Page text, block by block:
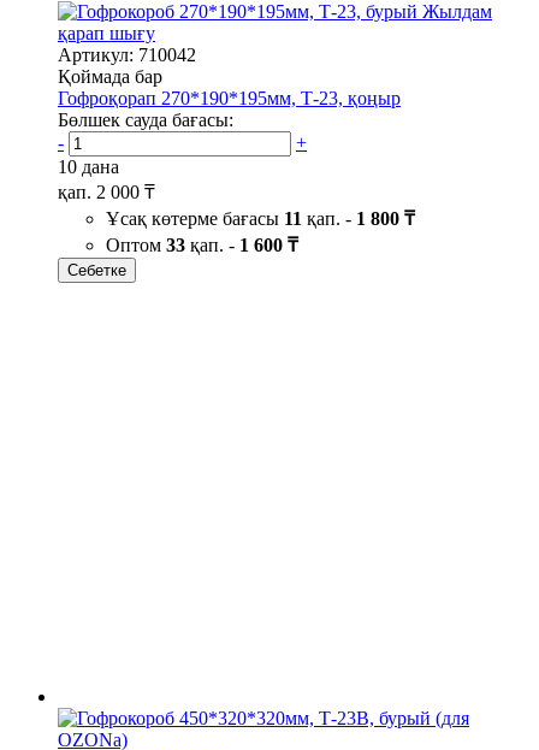
Жылдам
қарап шығу
Артикул: 710042
Қоймада бар
Гофроқорап 270*190*195мм, Т-23, қоңыр
Бөлшек сауда бағасы:
-
+
10 дана
қап. 2 000 ₸
Ұсақ көтерме бағасы 11 қап. - 1 800 ₸
Оптом 33 қап. - 1 600 ₸
Себетке